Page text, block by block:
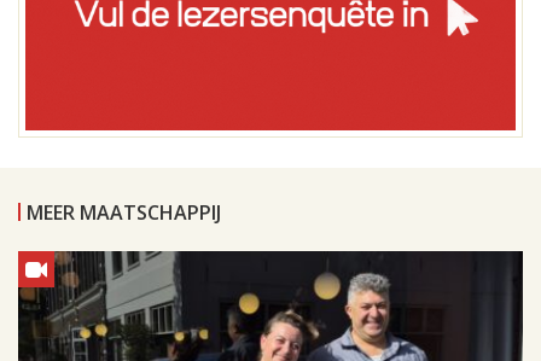
MEER MAATSCHAPPIJ